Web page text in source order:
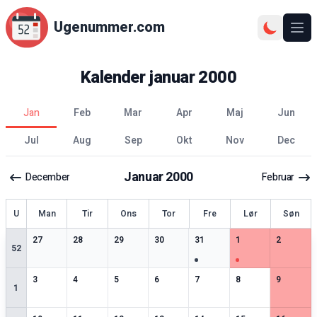
Ugenummer.com
Kalenderjanuar2000
jan feb mar apr maj
jun
jul
aug sep okt nov dec
December Januar2000 Februar
Uge Man Tir Ons Tor Fre Lør Søn
52
27
0særlige datoer
28
0særlige datoer
29
0særlige datoer
30
0særlige datoer
31
1særlige datoer
11 særlige datoer
2
0særlige
1
3
0særlige datoer
4
0særlige datoer
5
0særlige datoer
6
1særlige datoer
7
0særlige datoer
8
0særlige datoer
9
0særlige